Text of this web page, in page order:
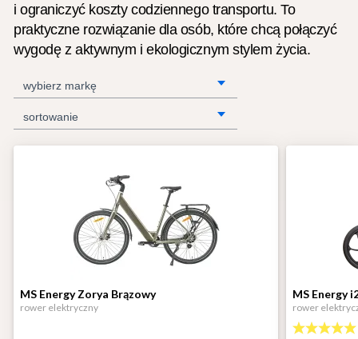
i ograniczyć koszty codziennego transportu. To
praktyczne rozwiązanie dla osób, które chcą połączyć
wygodę z aktywnym i ekologicznym stylem życia.
wybierz markę
sortowanie
MS Energy Zorya Brązowy
rower elektryczny
MS Energy
rower